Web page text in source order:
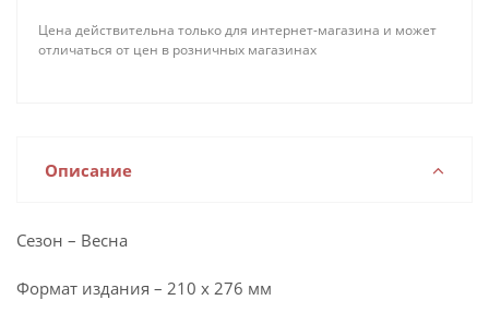
Цена действительна только для интернет-магазина и может
отличаться от цен в розничных магазинах
Описание
Сезон – Весна
Формат издания – 210 х 276 мм